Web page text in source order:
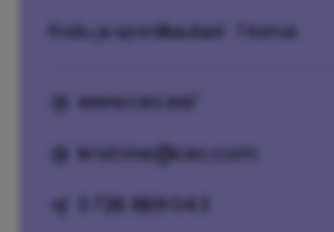
Kodu ja spordikaubad · 1 korrus
www.cec.ee/
kristiine@cec.com
3 726 869 043